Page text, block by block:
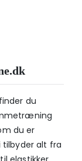
du
du er
tilbyder alt fra